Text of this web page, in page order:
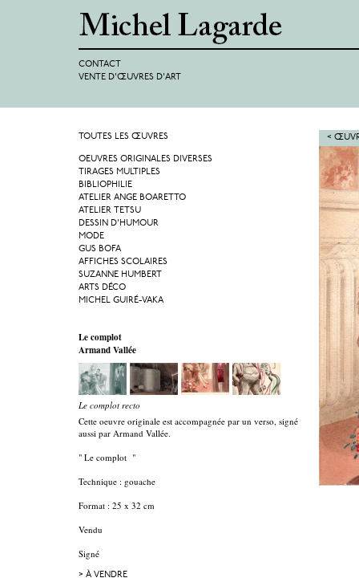
CONTACT
VENTE D'ŒUVRES D'ART
<
TOUTES LES ŒUVRES
OEUVRES ORIGINALES DIVERSES
TIRAGES MULTIPLES
BIBLIOPHILIE
ATELIER ANGE BOARETTO
ATELIER TETSU
DESSIN D'HUMOUR
MODE
GUS BOFA
AFFICHES SCOLAIRES
SUZANNE HUMBERT
ARTS DÉCO
MICHEL GUIRÉ-VAKA
Le complot
Armand Vallée
Le complot recto
Cette oeuvre originale est accompagnée par un verso, signé
aussi par Armand Vallée.
" Le complot "
Technique : gouache
Format : 25 x 32 cm
Vendu
Signé
> À VENDRE